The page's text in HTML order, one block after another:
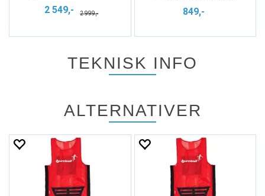
2 549,- 2 999,- 849,-
TEKNISK INFO
ALTERNATIVER